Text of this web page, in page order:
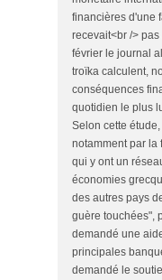
financières d'une
recevait<br />
février le journal
troïka calculent,
conséquences
quotidien le plus
Selon cette
notamment par la
qui y ont un
économies
des autres pays
guère touchées",
demandé une
principales
demandé le